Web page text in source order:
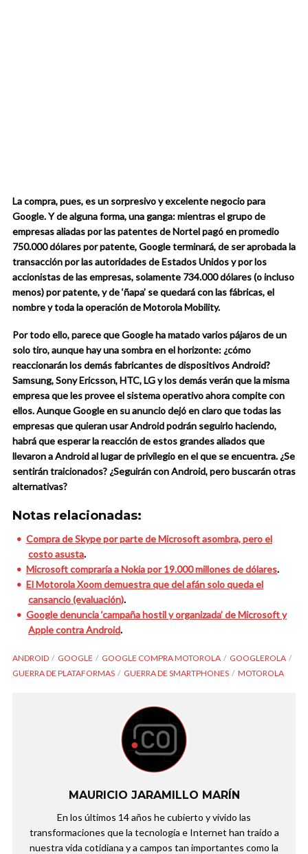
La compra, pues, es un sorpresivo y excelente negocio para
Google.Y de alguna forma, una ganga:mientras el grupo de
empresas aliadas por las patentes de Nortel pagó en promedio
750.000 dólares por patente, Google terminará, de ser aprobada la
transacción por las autoridades de Estados Unidos y por los
accionistas de las empresas, solamente 734.000 dólares (o incluso
menos) por patente, y de ‘ñapa’ se quedará con las fábricas, el
nombre y toda la operación de Motorola Mobility.
Por todo ello, parece que Google ha matado varios pájaros de un
solo tiro, aunque hay una sombra en el horizonte: ¿cómo
reaccionarán los demás fabricantes de dispositivos Android?
Samsung, Sony Ericsson, HTC, LG y los demás verán que la misma
empresa que les provee el sistema operativo ahora compite con
ellos.Aunque Google en su anuncio dejó en claro que todas las
empresas que quieran usar Android podrán seguirlo haciendo,
habrá que esperar la reacción de estos grandes aliados que
llevaron a Android al lugar de privilegio en el que se encuentra. ¿Se
sentirán traicionados? ¿Seguirán con Android, pero buscarán otras
alternativas?
Notas relacionadas:
Compra de Skype por parte de Microsoft asombra, pero el
costo asusta.
Microsoft compraría a Nokia por 19.000 millones de dólares.
El Motorola Xoom demuestra que del afán solo queda el
cansancio (evaluación).
Google denuncia ‘campaña hostil y organizada’ de Microsoft y
Apple contra Android.
ANDROID GOOGLE GOOGLE COMPRA MOTOROLA
GOOGLEROLA
GUERRA DE PLATAFORMAS
GUERRA DE SMARTPHONES MOTOROLA
MAURICIO JARAMILLO MARÍN
En los últimos 14 años he cubierto y vivido las
transformaciones que la tecnología e Internet han traído a
nuestra vida cotidiana y a campos tan importantes como la